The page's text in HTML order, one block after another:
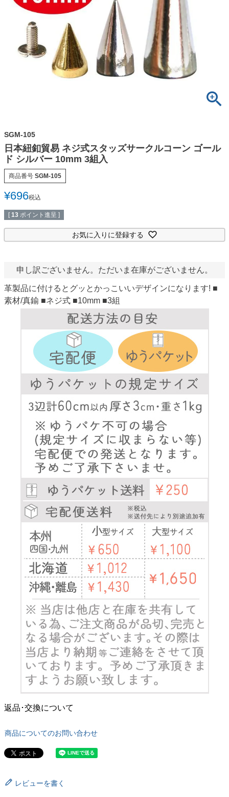
SGM-105
日本紐釦貿易 ネジ式スタッズサークルコーン ゴール
ド シルバー 10mm 3組入
商品番号 SGM-105
¥696税込
[ 13 ポイント進呈 ]
お気に入りに登録する
申し訳ございません。ただいま在庫がございません。
革製品に付けるとグッとかっこいいデザインになります! ■
素材/真鍮 ■ネジ式 ■10mm ■3組
返品･交換について
商品についてのお問い合わせ
レビューを書く